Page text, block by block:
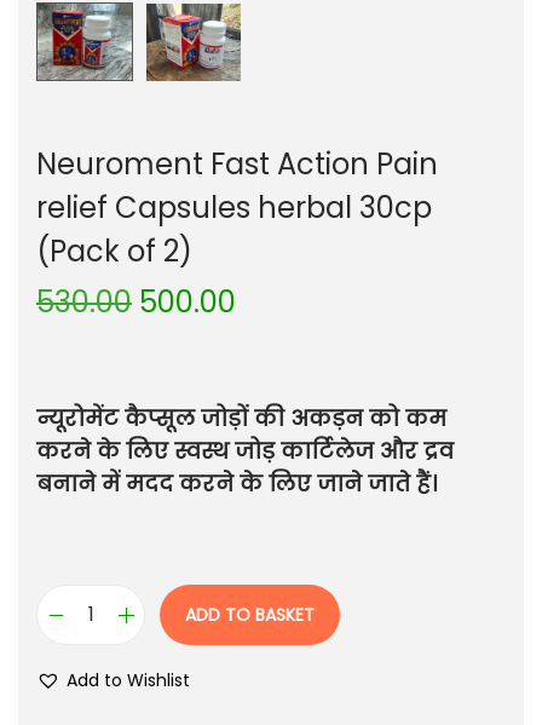
Neuroment Fast Action Pain
relief Capsules herbal 30cp
(Pack of 2)
530.00 500.00
न्यूरोमेंट कैप्सूल जोड़ों की अकड़न को कम
करने के लिए स्वस्थ जोड़ कार्टिलेज और द्रव
बनाने में मदद करने के लिए जाने जाते हैं।
ADD TO BASKET
Add to Wishlist